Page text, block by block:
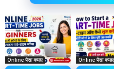
Online पैसा कमाए Online पैसा कमाए